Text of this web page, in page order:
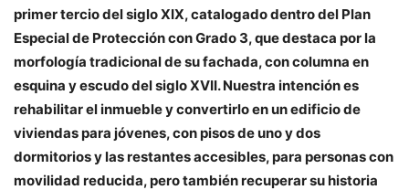
primer tercio del siglo XIX, catalogado dentro del Plan
Especial de Protección con Grado 3, que destaca por la
morfología tradicional de su fachada, con columna en
esquina y escudo del siglo XVII. Nuestra intención es
rehabilitar el inmueble y convertirlo en un edificio de
viviendas para jóvenes, con pisos de uno y dos
dormitorios y las restantes accesibles, para personas con
movilidad reducida, pero también recuperar su historia